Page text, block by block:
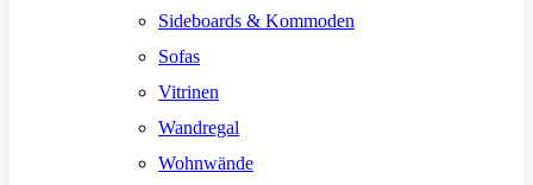
Sideboards & Kommoden
Sofas
Vitrinen
Wandregal
Wohnwände